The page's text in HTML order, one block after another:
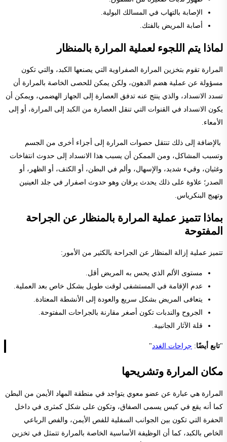
الإصابة بالتهاب في المسالك البولية.
أصابة المريض بالفتك.
لماذا يتم اللجوء لعملية المرارة بالمنظار
المرارة تقوم بتخزين المرارة الصفراوية التي يصنعها الكبد، والتي تكون
مسؤولة عن عملية هضم الدهون، ولكن يمكن للحصى الخاصة بالمرارة أن
تسدد الانسداد، والذي ينتج عنه تدفق العصارة إلى الجهاز الهضمي، ويمكن أن
يكون الانسداد في القنوات التي تنقل العصارة من الكبد إلى المرارة، أو إلى
الأمعاء.
بالإضافة إلى ذلك تنتقل حصوات المرارة إلى أجزاء أخرى من الجسم
وتسبب المشاكل، ومن الممكن أن يسبب هذا الانسداد إلى حدوث انتفاخات
وغثيان، وقيء شديد، والإسهال، وألم في البطن، أو الكتف، أو الظهر، أو
الصدر؛ علاوة على ذلك يحدث يرقان وهو حدوث اصفرار في جلد العينين
وتهيج البنكرياس.
بماذا تتميز عملية المرارة بالمنظار عن الجراحة
المفتوحة
تتميز عملية إزالة المنظار عن الجراحة بالكثير من الأمور:
مستوى الألم الذي يحس به المريض أقل.
عدم الإقامة في المستشفى لوقت طويل بشكل خاص بعد العملية.
يتعافى المريض بشكل سريع والعودة إلى الأنشطة المعتادة.
الجروح والندبات تكون أصغر مقارنة بالجراحات المفتوحة.
قلة الآثار الجانبية.
"تابع أيضًا: جراحات الغدد "
مكان المرارة وتشريحها
المرارة هي عبارة عن عضو معوي يتواجد في منطقة المهاد الأيمن من البطن
كما أنه يقع في كيس يسمى الصفاق، وتكون على شكل كمثرى في داخل
الحفرة التي تكون بين الجوانب السفلية للفص الأيمن، والفص الرباعي
الخاص بالكبد، كما أن الوظيفة الأساسية الخاصة بالمرارة تتمثل في تخزين